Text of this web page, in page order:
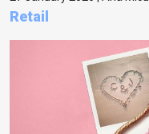
Retail